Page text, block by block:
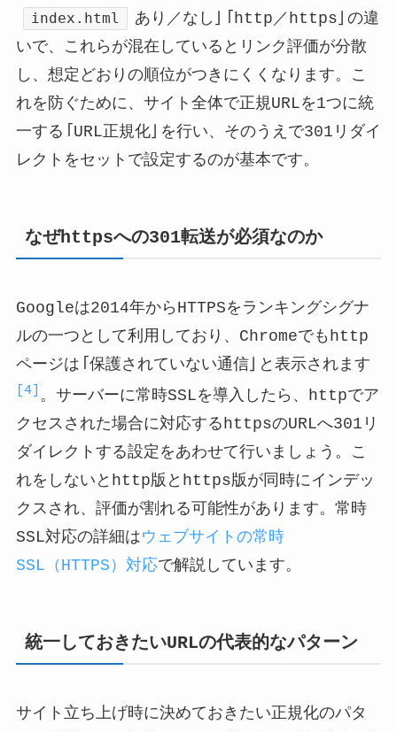
index.html
あり／なし」「http／https」の違
いで、これらが混在しているとリンク評価が分散
し、想定どおりの順位がつきにくくなります。こ
れを防ぐために、サイト全体で正規URLを1つに統
一する「URL正規化」を行い、そのうえで301リダイ
レクトをセットで設定するのが基本です。
なぜhttpsへの301転送が必須なのか
Googleは2014年からHTTPSをランキングシグナ
ルの一つとして利用しており、Chromeでもhttp
ページは「保護されていない通信」と表示されます
[4] 。サーバーに常時SSLを導入したら、httpでア
クセスされた場合に対応するhttpsのURLへ301リ
ダイレクトする設定をあわせて行いましょう。こ
れをしないとhttp版とhttps版が同時にインデッ
クスされ、評価が割れる可能性があります。常時
SSL対応の詳細はウェブサイトの常時
SSL（HTTPS）対応で解説しています。
統一しておきたいURLの代表的なパターン
サイト立ち上げ時に決めておきたい正規化のパタ